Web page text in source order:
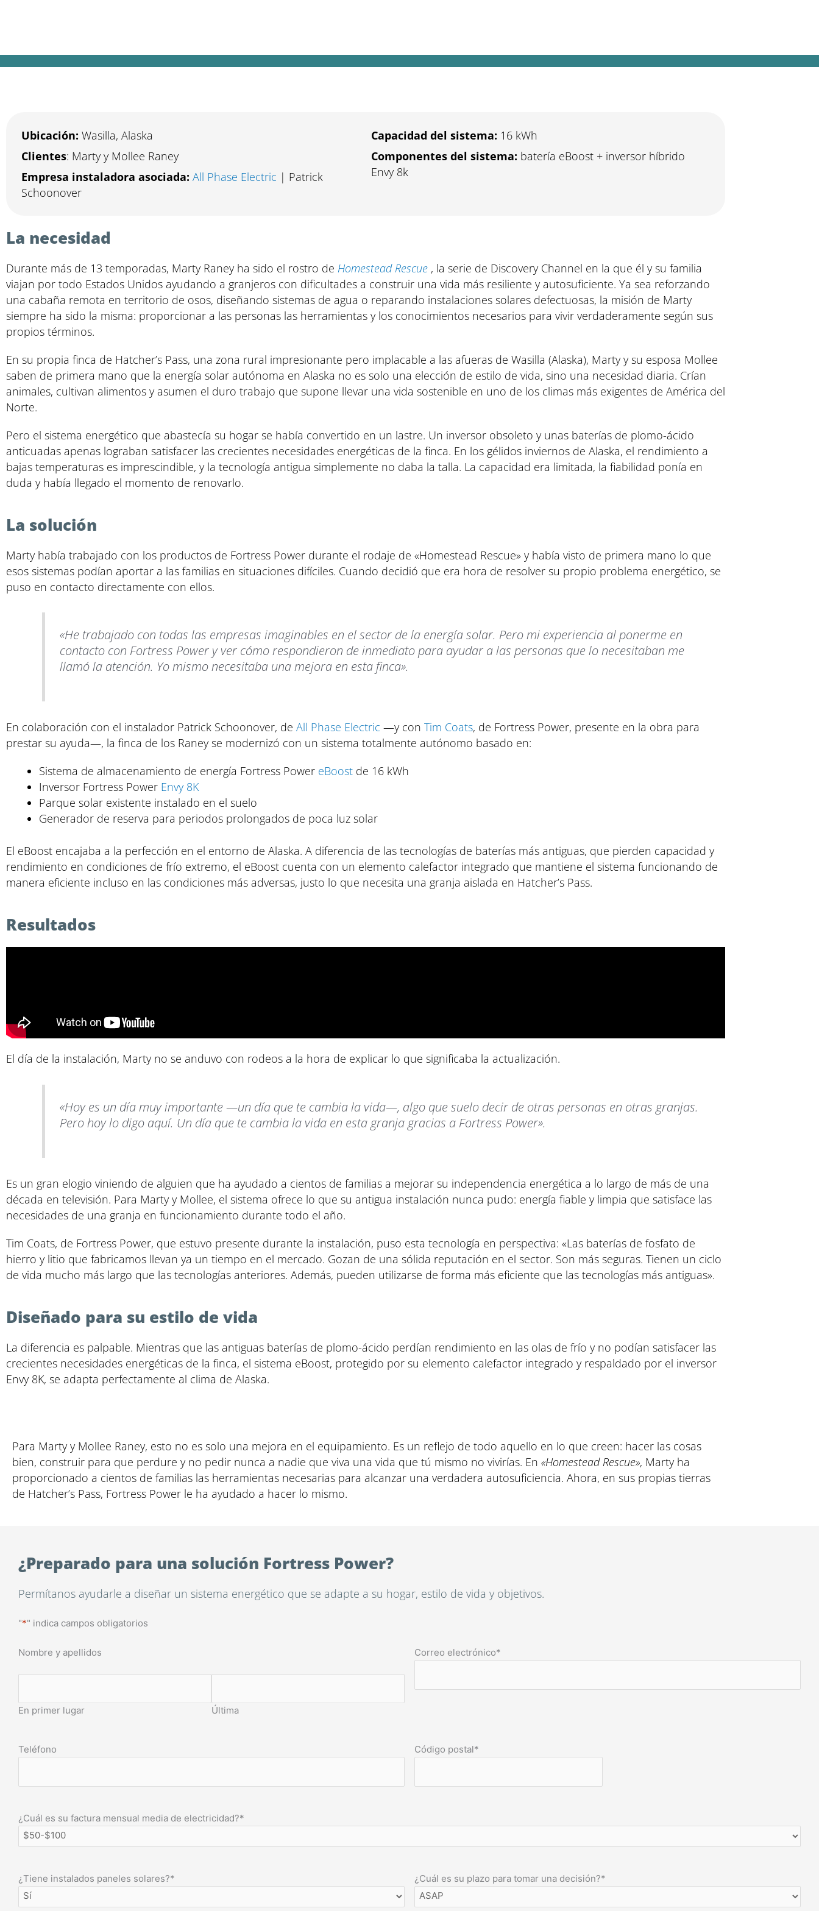
Ubicación: Wasilla, Alaska
Clientes: Marty y Mollee Raney
Empresa instaladora asociada: All Phase Electric | Patrick
Schoonover
Capacidad del sistema: 16 kWh
Componentes del sistema: batería eBoost + inversor híbrido
Envy 8k
La necesidad
Durante más de 13 temporadas, Marty Raney ha sido el rostro de Homestead Rescue , la serie de Discovery Channel en la que él y su familia
viajan por todo Estados Unidos ayudando a granjeros con dificultades a construir una vida más resiliente y autosuficiente. Ya sea reforzando
una cabaña remota en territorio de osos, diseñando sistemas de agua o reparando instalaciones solares defectuosas, la misión de Marty
siempre ha sido la misma: proporcionar a las personas las herramientas y los conocimientos necesarios para vivir verdaderamente según sus
propios términos.
En su propia finca de Hatcher’s Pass, una zona rural impresionante pero implacable a las afueras de Wasilla (Alaska), Marty y su esposa Mollee
saben de primera mano que la energía solar autónoma en Alaska no es solo una elección de estilo de vida, sino una necesidad diaria. Crían
animales, cultivan alimentos y asumen el duro trabajo que supone llevar una vida sostenible en uno de los climas más exigentes de América del
Norte.
Pero el sistema energético que abastecía su hogar se había convertido en un lastre. Un inversor obsoleto y unas baterías de plomo-ácido
anticuadas apenas lograban satisfacer las crecientes necesidades energéticas de la finca. En los gélidos inviernos de Alaska, el rendimiento a
bajas temperaturas es imprescindible, y la tecnología antigua simplemente no daba la talla. La capacidad era limitada, la fiabilidad ponía en
duda y había llegado el momento de renovarlo.
La solución
Marty había trabajado con los productos de Fortress Power durante el rodaje de «Homestead Rescue» y había visto de primera mano lo que
esos sistemas podían aportar a las familias en situaciones difíciles. Cuando decidió que era hora de resolver su propio problema energético, se
puso en contacto directamente con ellos.
«He trabajado con todas las empresas imaginables en el sector de la energía solar. Pero mi experiencia al ponerme en
contacto con Fortress Power y ver cómo respondieron de inmediato para ayudar a las personas que lo necesitaban me
llamó la atención. Yo mismo necesitaba una mejora en esta finca».
En colaboración con el instalador Patrick Schoonover, de All Phase Electric —y con Tim Coats, de Fortress Power, presente en la obra para
prestar su ayuda—, la finca de los Raney se modernizó con un sistema totalmente autónomo basado en:
Sistema de almacenamiento de energía Fortress Power eBoost de 16 kWh
Inversor Fortress Power Envy 8K
Parque solar existente instalado en el suelo
Generador de reserva para periodos prolongados de poca luz solar
El eBoost encajaba a la perfección en el entorno de Alaska. A diferencia de las tecnologías de baterías más antiguas, que pierden capacidad y
rendimiento en condiciones de frío extremo, el eBoost cuenta con un elemento calefactor integrado que mantiene el sistema funcionando de
manera eficiente incluso en las condiciones más adversas, justo lo que necesita una granja aislada en Hatcher’s Pass.
Resultados
El día de la instalación, Marty no se anduvo con rodeos a la hora de explicar lo que significaba la actualización.
«Hoy es un día muy importante —un día que te cambia la vida—, algo que suelo decir de otras personas en otras granjas.
Pero hoy lo digo aquí. Un día que te cambia la vida en esta granja gracias a Fortress Power».
Es un gran elogio viniendo de alguien que ha ayudado a cientos de familias a mejorar su independencia energética a lo largo de más de una
década en televisión. Para Marty y Mollee, el sistema ofrece lo que su antigua instalación nunca pudo: energía fiable y limpia que satisface las
necesidades de una granja en funcionamiento durante todo el año.
Tim Coats, de Fortress Power, que estuvo presente durante la instalación, puso esta tecnología en perspectiva: «Las baterías de fosfato de
hierro y litio que fabricamos llevan ya un tiempo en el mercado. Gozan de una sólida reputación en el sector. Son más seguras. Tienen un ciclo
de vida mucho más largo que las tecnologías anteriores. Además, pueden utilizarse de forma más eficiente que las tecnologías más antiguas».
Diseñado para su estilo de vida
La diferencia es palpable. Mientras que las antiguas baterías de plomo-ácido perdían rendimiento en las olas de frío y no podían satisfacer las
crecientes necesidades energéticas de la finca, el sistema eBoost, protegido por su elemento calefactor integrado y respaldado por el inversor
Envy 8K, se adapta perfectamente al clima de Alaska.
Para Marty y Mollee Raney, esto no es solo una mejora en el equipamiento. Es un reflejo de todo aquello en lo que creen: hacer las cosas
bien, construir para que perdure y no pedir nunca a nadie que viva una vida que tú mismo no vivirías. En «Homestead Rescue», Marty ha
proporcionado a cientos de familias las herramientas necesarias para alcanzar una verdadera autosuficiencia. Ahora, en sus propias tierras
de Hatcher’s Pass, Fortress Power le ha ayudado a hacer lo mismo.
¿Preparado para una solución Fortress Power?
Permítanos ayudarle a diseñar un sistema energético que se adapte a su hogar, estilo de vida y objetivos.
"*" indica campos obligatorios
Nombre y apellidos
En primer lugar Última
Correo electrónico*
Teléfono Código postal*
¿Cuál es su factura mensual media de electricidad?*
¿Tiene instalados paneles solares?* ¿Cuál es su plazo para tomar una decisión?*